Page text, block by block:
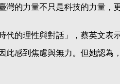
灣的力量不只是科技的力量，
代的理性與對話」，蔡英文
此感到焦慮與無力。但她認